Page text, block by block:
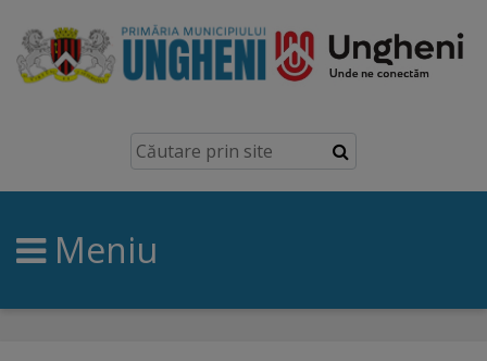
Ungheni
Prezentare
generală
Simbolurile
Meniu